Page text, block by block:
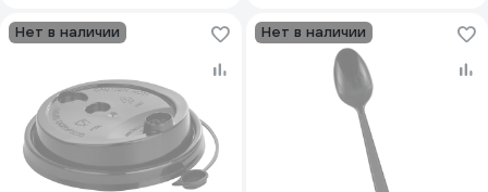
Нет в наличии Нет в наличии